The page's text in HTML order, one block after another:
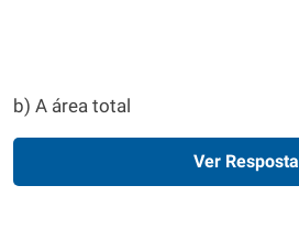
b) A área total
Ver Resposta